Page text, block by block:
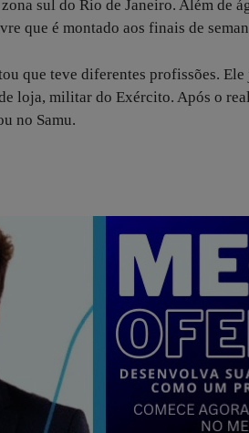
sul do Rio de Janeiro. Além de
que é montado aos finais de
que teve diferentes profissões. Ele
loja, militar do Exército. Após o
no Samu.